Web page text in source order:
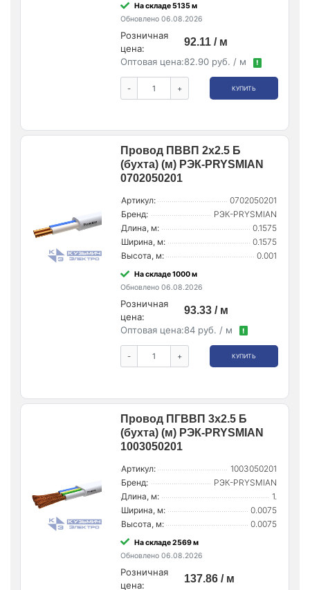
На складе 5135 м
Обновлено 06.08.2026
Розничная
цена:
92.11 / м
Оптовая цена:82.90 руб. / м !
- + КУПИТЬ
Провод ПВВП 2х2.5 Б
(бухта) (м) РЭК-PRYSMIAN
0702050201
Артикул:
0702050201
Бренд:
РЭК-PRYSMIAN
Длина, м:
0.1575
Ширина, м:
0.1575
Высота, м:
0.001
На складе 1000 м
Обновлено 06.08.2026
Розничная
цена:
93.33 / м
Оптовая цена:84 руб. / м !
- + КУПИТЬ
Провод ПГВВП 3х2.5 Б
(бухта) (м) РЭК-PRYSMIAN
1003050201
Артикул:
1003050201
Бренд:
РЭК-PRYSMIAN
Длина, м:
1.
Ширина, м:
0.0075
Высота, м:
0.0075
На складе 2569 м
Обновлено 06.08.2026
Розничная
цена:
137.86 / м